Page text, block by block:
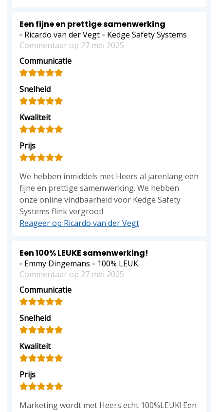
Een fijne en prettige samenwerking
Ricardo van der Vegt
Kedge Safety Systems
Commentaar op 27 mei 2025
Communicatie
Snelheid
Kwaliteit
Prijs
We hebben inmiddels met Heers al jarenlang een
fijne en prettige samenwerking. We hebben
onze online vindbaarheid voor Kedge Safety
Systems flink vergroot!
Reageer op Ricardo van der Vegt
Een 100% LEUKE samenwerking!
Emmy Dingemans
100% LEUK
Commentaar op 27 mei 2025
Communicatie
Snelheid
Kwaliteit
Prijs
Marketing wordt met Heers echt 100%LEUK! Een